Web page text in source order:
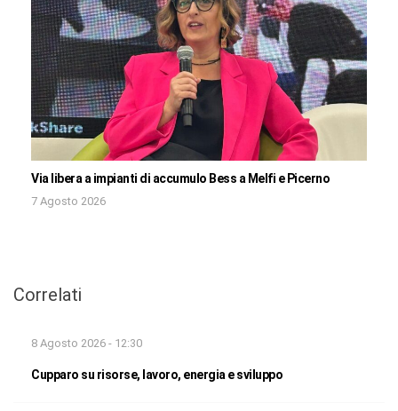
Via libera a impianti di accumulo Bess a Melfi e Picerno
7 Agosto 2026
Correlati
8 Agosto 2026 - 12:30
Cupparo su risorse, lavoro, energia e sviluppo